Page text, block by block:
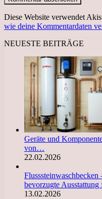
Diese Website verwendet
wie deine Kommentardaten
NEUESTE BEITRÄGE
Geräte und
von…
22.02.2026
bevorzugte
13.02.2026